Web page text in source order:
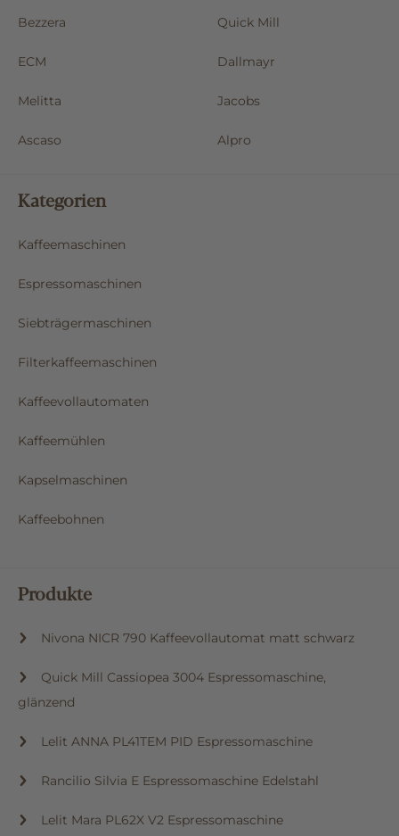
Bezzera Quick Mill
ECM Dallmayr
Melitta Jacobs
Ascaso Alpro
Kategorien
Kaffeemaschinen
Espressomaschinen
Siebträgermaschinen
Filterkaffeemaschinen
Kaffeevollautomaten
Kaffeemühlen
Kapselmaschinen
Kaffeebohnen
Produkte
Nivona NICR 790 Kaffeevollautomat matt schwarz
Quick Mill Cassiopea 3004 Espressomaschine,
glänzend
Lelit ANNA PL41TEM PID Espressomaschine
Rancilio Silvia E Espressomaschine Edelstahl
Lelit Mara PL62X V2 Espressomaschine